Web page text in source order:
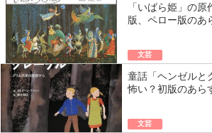
「いばら姫」の
版、ペロー版のあ
文芸
童話「ヘンゼルと
怖い？初版のあら
文芸